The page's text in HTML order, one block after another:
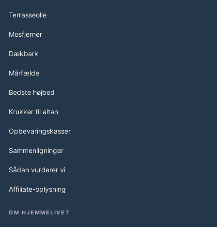
Terrasseolie
Mosfjerner
Dækbark
Mårfælde
Bedste højbed
Krukker til altan
Opbevaringskasser
Sammenligninger
Sådan vurderer vi
Affiliate-oplysning
OM HJEMMELIVET